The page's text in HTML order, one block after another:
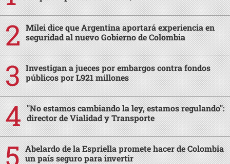
Milei dice que Argentina aportará experiencia en
seguridad al nuevo Gobierno de Colombia
Investigan a jueces por embargos contra fondos
públicos por L921 millones
"No estamos cambiando la ley, estamos regulando":
director de Vialidad y Transporte
Abelardo de la Espriella promete hacer de Colombia
un país seguro para invertir